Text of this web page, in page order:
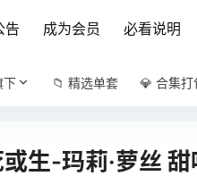
告 成为会员 必看说明
下 📁 精选单套 💎 合集打
生-玛莉·萝丝